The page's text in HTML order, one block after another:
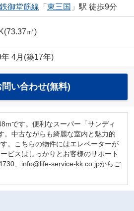
御堂筋線 「 東三国 」駅 徒歩9分
㎡)
4月(築17年)
問い合わせ(無料)
です。便利なスーパー「サンディ
。中古ながらも綺麗な室内と魅力的
。こちらの物件にはエレベーターが
ビスはしっかりとお客様のサポート
、info@life-service-kk.co.jpからご